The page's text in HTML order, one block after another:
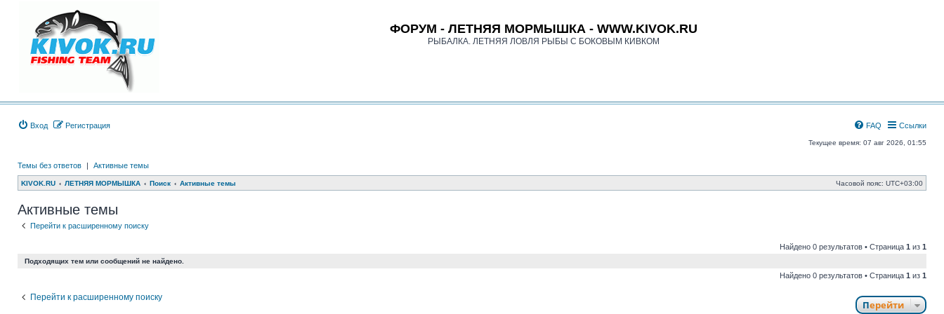
ФОРУМ - ЛЕТНЯЯ МОРМЫШКА - WWW.KIVOK.RU
РЫБАЛКА. ЛЕТНЯЯ ЛОВЛЯ РЫБЫ С БОКОВЫМ КИВКОМ
Вход Регистрация Ссылки
FAQ
Текущее время: 07 авг 2026, 01:55
Темы без ответов | Активные темы
KIVOK.RU ЛЕТНЯЯ МОРМЫШКА Поиск Активные темы Часовой пояс: UTC+03:00
Активные темы
Перейти к расширенному поиску
Найдено 0 результатов • Страница 1 из 1
Подходящих тем или сообщений не найдено.
Найдено 0 результатов • Страница 1 из 1
Перейти к расширенному поиску
Перейти